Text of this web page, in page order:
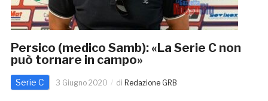
Persico (medico Samb): «La Serie C non
può tornare in campo»
Serie C 3 Giugno 2020 di Redazione GRB